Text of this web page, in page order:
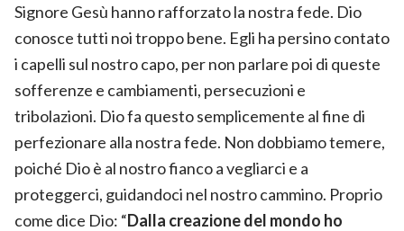
Signore Gesù hanno rafforzato la nostra fede. Dio
conosce tutti noi troppo bene. Egli ha persino contato
i capelli sul nostro capo, per non parlare poi di queste
sofferenze e cambiamenti, persecuzioni e
tribolazioni. Dio fa questo semplicemente al fine di
perfezionare alla nostra fede. Non dobbiamo temere,
poiché Dio è al nostro fianco a vegliarci e a
proteggerci, guidandoci nel nostro cammino. Proprio
come dice Dio: “Dalla creazione del mondo ho